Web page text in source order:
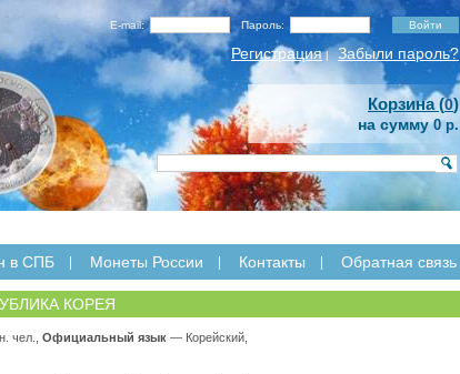
E-mail: Пароль:
Регистрация| Забыли пароль?
Корзина (0)
на сумму0 р.
в СПБ Монеты России Контакты Обратная связь
КОРЕЯ
чел., Официальный язык — Корейский,